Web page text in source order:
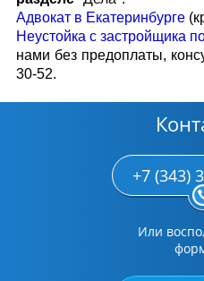
Адвокат в Екатеринбурге
Неустойка с застройщика
нами без предоплаты,
30-52.
+7 (343)
Или